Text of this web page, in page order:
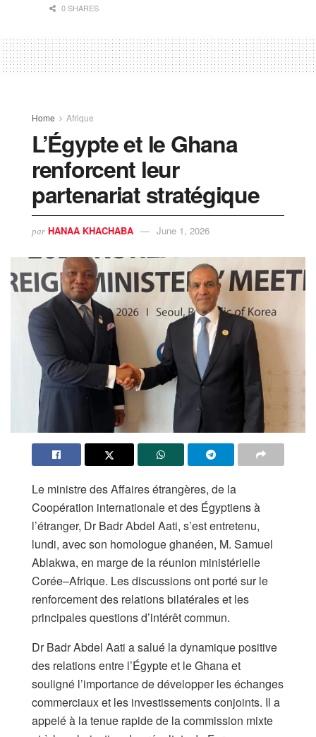
0 SHARES
Home Afrique
L’Égypte et le Ghana
renforcent leur
partenariat stratégique
par HANAA KHACHABA June 1, 2026
Le ministre des Affaires étrangères, de la
Coopération internationale et des Égyptiens à
l’étranger, Dr Badr Abdel Aati, s’est entretenu,
lundi, avec son homologue ghanéen, M. Samuel
Ablakwa, en marge de la réunion ministérielle
Corée–Afrique. Les discussions ont porté sur le
renforcement des relations bilatérales et les
principales questions d’intérêt commun.
Dr Badr Abdel Aati a salué la dynamique positive
des relations entre l’Égypte et le Ghana et
souligné l’importance de développer les échanges
commerciaux et les investissements conjoints. Il a
appelé à la tenue rapide de la commission mixte